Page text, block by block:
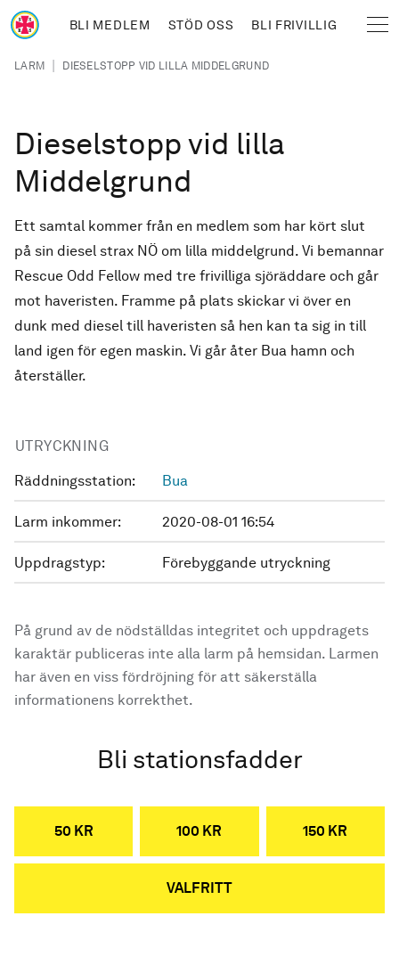
Hoppa till huvudinnehåll
BLI MEDLEM STÖD OSS BLI FRIVILLIG
Länkstig
LARM | DIESELSTOPP VID LILLA MIDDELGRUND
Dieselstopp vid lilla
Middelgrund
Ett samtal kommer från en medlem som har kört slut
på sin diesel strax NÖ om lilla middelgrund. Vi bemannar
Rescue Odd Fellow med tre frivilliga sjöräddare och går
mot haveristen. Framme på plats skickar vi över en
dunk med diesel till haveristen så hen kan ta sig in till
land igen för egen maskin. Vi går åter Bua hamn och
återställer.
UTRYCKNING
Räddningsstation: Bua
Larm inkommer: 2020-08-01 16:54
Uppdragstyp: Förebyggande utryckning
På grund av de nödställdas integritet och uppdragets
karaktär publiceras inte alla larm på hemsidan. Larmen
har även en viss fördröjning för att säkerställa
informationens korrekthet.
Bli stationsfadder
50 KR 100 KR 150 KR
VALFRITT